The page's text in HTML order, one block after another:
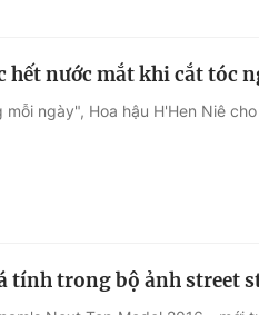
hết nước mắt khi cắt tóc
ngày", Hoa hậu H'Hen Niê
tính trong bộ ảnh street